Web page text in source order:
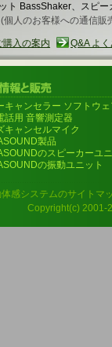
ト BassShaker、スピ
(個人のお客様への通信販
購入の案内 Q&A よ
キャンセラー ソフトウ
話用 音響測定器
キャンセルマイク
製品
のスピーカーユ
の振動ユニット
感システムのサイトマ
Copyright(c) 2001-